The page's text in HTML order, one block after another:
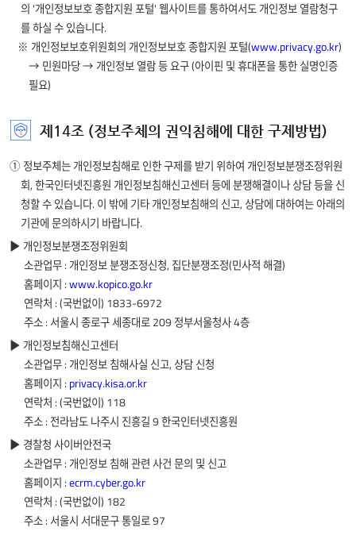
의 '개인정보보호 종합지원 포털' 웹사이트를 통하여서도 개인정보 열람청구
를 하실 수 있습니다.
※ 개인정보보호위원회의 개인정보보호 종합지원 포털(www.privacy.go.kr)
→ 민원마당 → 개인정보 열람 등 요구 (아이핀 및 휴대폰을 통한 실명인증
필요)
제14조 (정보주체의 권익침해에 대한 구제방법)
① 정보주체는 개인정보침해로 인한 구제를 받기 위하여 개인정보분쟁조정위원
회, 한국인터넷진흥원 개인정보침해신고센터 등에 분쟁해결이나 상담 등을 신
청할 수 있습니다. 이 밖에 기타 개인정보침해의 신고, 상담에 대하여는 아래의
기관에 문의하시기 바랍니다.
개인정보분쟁조정위원회
소관업무 : 개인정보 분쟁조정신청, 집단분쟁조정(민사적 해결)
홈페이지 :www.kopico.go.kr
연락처 : (국번없이) 1833-6972
주소 : 서울시 종로구 세종대로 209 정부서울청사 4층
개인정보침해신고센터
소관업무 : 개인정보 침해사실 신고, 상담 신청
홈페이지 : privacy.kisa.or.kr
연락처 : (국번없이) 118
주소 : 전라남도 나주시 진흥길 9 한국인터넷진흥원
경찰청 사이버안전국
소관업무 : 개인정보 침해 관련 사건 문의 및 신고
홈페이지 :ecrm.cyber.go.kr
연락처 : (국번없이) 182
주소 : 서울시 서대문구 통일로 97